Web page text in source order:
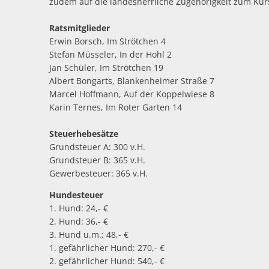
Ratsmitglieder
Erwin Borsch, Im Strötchen 4
Stefan Müsseler, In der Hohl 2
Jan Schüler, Im Strötchen 19
Albert Bongarts, Blankenheimer Straße 7
Marcel Hoffmann, Auf der Koppelwiese 8
Karin Ternes, Im Roter Garten 14
Steuerhebesätze
Grundsteuer A: 300 v.H.
Grundsteuer B: 365 v.H.
Gewerbesteuer: 365 v.H.
Hundesteuer
1. Hund: 24,- €
2. Hund: 36,- €
3. Hund u.m.: 48,- €
1. gefährlicher Hund: 270,- €
2. gefährlicher Hund: 540,- €